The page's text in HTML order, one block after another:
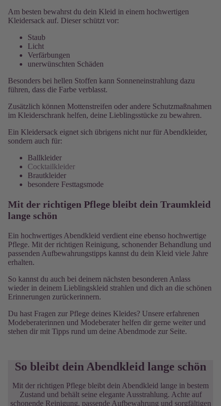
Am besten bewahrst du dein Kleid in einem hochwertigen
Kleidersack auf. Dieser schützt vor:
Staub
Licht
Verfärbungen
unerwünschten Schäden
Besonders bei hellen Stoffen kann Sonneneinstrahlung dazu
führen, dass die Farbe verblasst.
Zusätzlich können Mottenstreifen oder andere Schutzmaßnahmen
im Kleiderschrank helfen, deine Lieblingsstücke zu bewahren.
Ein Kleidersack eignet sich übrigens nicht nur für Abendkleider,
sondern auch für:
Ballkleider
Cocktailkleider
Brautkleider
besondere Festtagsmode
Mit der richtigen Pflege bleibt dein Traumkleid
lange schön
Ein hochwertiges Abendkleid verdient eine ebenso hochwertige
Pflege. Mit der richtigen Reinigung, schonender Behandlung und
passenden Aufbewahrungstipps kannst du dein Kleid viele Jahre
erhalten.
So kannst du auch bei deinem nächsten besonderen Anlass
wieder in deinem Lieblingskleid strahlen und dich an die schönen
Erinnerungen zurückerinnern.
Du hast Fragen zur Pflege deines Kleides? Unsere erfahrenen
Modeberaterinnen und Modeberater helfen dir gerne weiter und
stehen dir mit Tipps rund um deine Abendmode zur Seite.
So bleibt dein Abendkleid lange schön
Mit der richtigen Pflege bleibt dein Abendkleid lange in bestem
Zustand und behält seine elegante Ausstrahlung. Achte auf
schonende Reinigung, passende Aufbewahrung und sorgfältigen